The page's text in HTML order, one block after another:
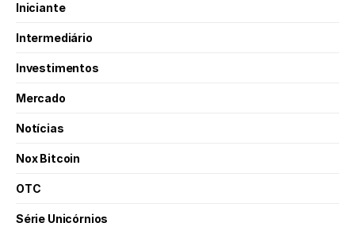
Iniciante
Intermediário
Investimentos
Mercado
Notícias
Nox Bitcoin
OTC
Série Unicórnios